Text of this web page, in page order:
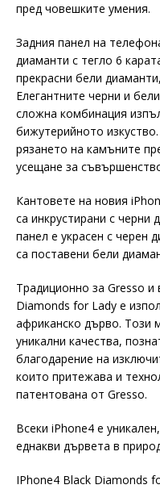
пред човешките умения.
Задния панел на
диаманти с тегло 6
прекрасни бели
Елегантните черни и
сложна комбинация
бижутерийното
рязането на камъните
усещане за
Кантовете на новия
са инкрустирани с черни
панел е украсен с черен
са поставени бели
Традиционно за Gresso
Diamonds for Lady е
африканско дърво. Този
уникални качества,
благодарение на
които притежава и
патентована от Gresso.
Всеки iPhone4 е
еднакви дървета в
IPhone4 Black Diamonds